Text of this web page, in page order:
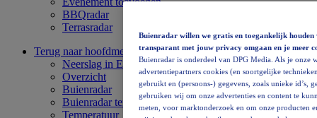
BBQradar
Terrasradar
Terug naar hoofdmenu
Europa
Neerslag in Europa
Overzicht
Buienradar
Buienradar terugkijken
Temperatuur
Buienradar willen we gratis en toegankelijk
transparant met jouw privacy omgaan en je meer
Buienradar is onderdeel van DPG Media. Als je
advertentiepartners cookies (en soortgelijke
gebruikt en (persoons-) gegevens, zoals unieke id’s,
gebruiken wij om onze advertenties en content te
meten, voor marktonderzoek en om onze producten